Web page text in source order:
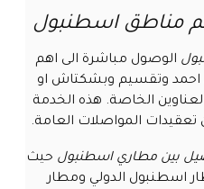
مناطق اسطنبول
الوصول مباشرة الى اهم
احمد وتقسيم وبشكتاش او
الخاصة. هذه الخدمة
المواصلات العامة.
بين مطاري اسطنبول حيث
اسطنبول الدولي ومطار